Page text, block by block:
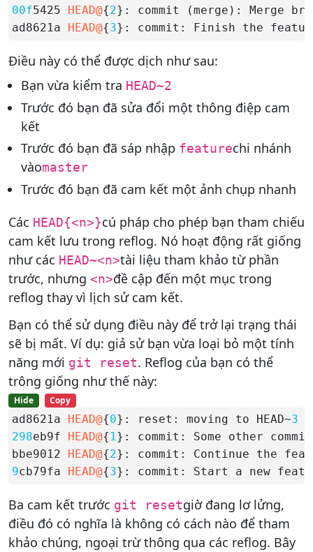
00f5425 HEAD@{2}: commit (merge): Merge
ad8621a HEAD@{3}: commit: Finish the
Điều này có thể được dịch như sau:
Bạn vừa kiểm tra HEAD~2
Trước đó bạn đã sửa đổi một thông điệp cam
kết
Trước đó bạn đã sáp nhập featurechi nhánh
vàomaster
Trước đó bạn đã cam kết một ảnh chụp nhanh
Các HEAD{<n>}cú pháp cho phép bạn tham chiếu
cam kết lưu trong reflog. Nó hoạt động rất giống
như các HEAD~<n>tài liệu tham khảo từ phần
trước, nhưng <n>đề cập đến một mục trong
reflog thay vì lịch sử cam kết.
Bạn có thể sử dụng điều này để trở lại trạng thái
sẽ bị mất. Ví dụ: giả sử bạn vừa loại bỏ một tính
năng mới git reset. Reflog của bạn có thể
trông giống như thế này:
Hide Copy
ad8621a HEAD@{0}: reset: moving to HEAD~3
298eb9f HEAD@{ 1}: commit: Some other commit
bbe9012
HEAD@{2
9cb79fa HEAD@{3}: commit: Start a new
Ba cam kết trước git resetgiờ đang lơ lửng,
điều đó có nghĩa là không có cách nào để tham
khảo chúng, ngoại trừ thông qua các reflog. Bây